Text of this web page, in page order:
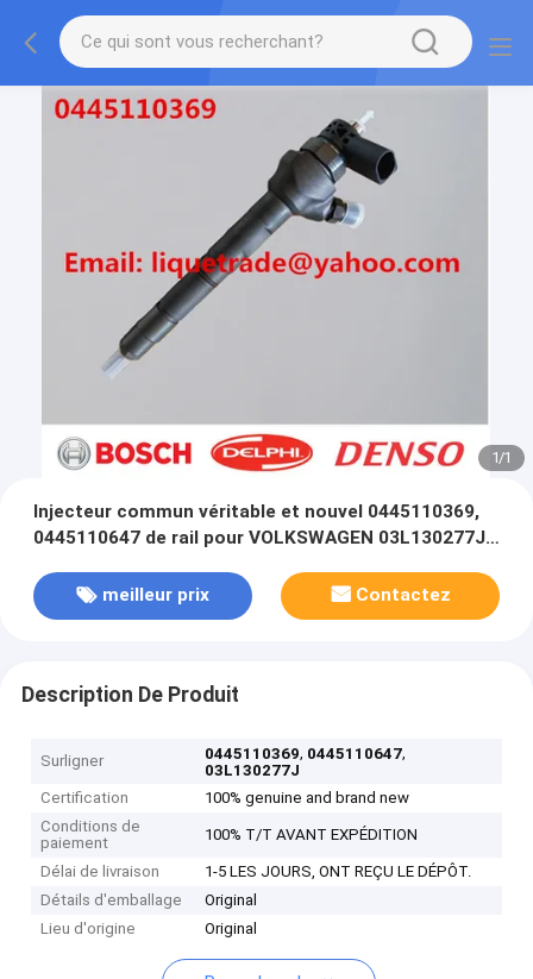
1/1
Injecteur commun véritable et nouvel 0445110369,
0445110647 de rail pour VOLKSWAGEN 03L130277J,
meilleur prix
Contactez
Description De Produit
Surligner 0445110369, 0445110647,
03L130277J
Certification
100% genuine and brand new
Conditions de
paiement
100% T/T AVANT EXPÉDITION
Délai de livraison
1-5 LES JOURS, ONT REÇU LE DÉPÔT.
Détails d'emballage
Original
Lieu d'origine
Original